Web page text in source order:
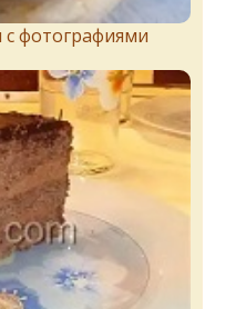
фотографиями